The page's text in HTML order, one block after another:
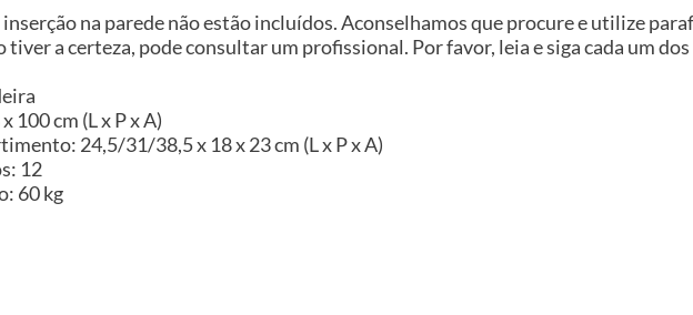
na parede não estão incluídos. Aconselhamos que procure e utilize
tiver a certeza, pode consultar um profissional. Por favor, leia e siga cada um
100 cm (L x P x A)
24,5/31/38,5 x 18 x 23 cm (L x P x A)
12
60 kg